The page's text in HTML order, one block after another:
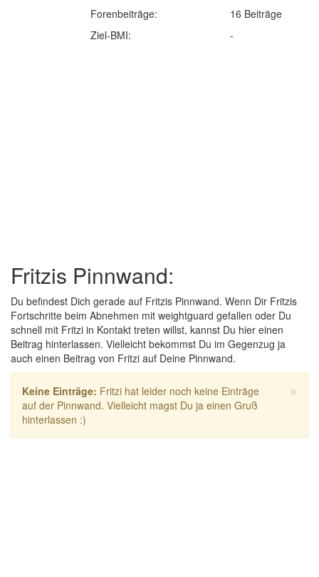
Forenbeiträge:
16 Beiträge
Ziel-BMI:
-
Fritzis Pinnwand:
Du befindest Dich gerade auf Fritzis Pinnwand. Wenn Dir Fritzis
Fortschritte beim Abnehmen mit weightguard gefallen oder Du
schnell mit Fritzi in Kontakt treten willst, kannst Du hier einen
Beitrag hinterlassen. Vielleicht bekommst Du im Gegenzug ja
auch einen Beitrag von Fritzi auf Deine Pinnwand.
×
Keine Einträge: Fritzi hat leider noch keine Einträge
auf der Pinnwand. Vielleicht magst Du ja einen Gruß
hinterlassen :)